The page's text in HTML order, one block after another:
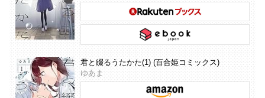
君と綴るうたかた(1) (百合姫コミックス)
ゆあま